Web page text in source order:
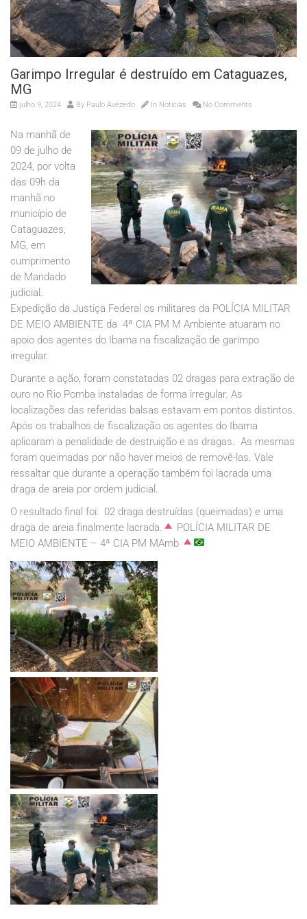
Garimpo Irregular é destruído em Cataguazes,
MG
julho 9, 2024 By Paulo Avezedo In Noticias No Comments
Na manhã de
09 de julho de
2024, por volta
das 09h da
manhã no
município de
Cataguazes,
MG, em
cumprimento
de Mandado
judicial.
Expedição da Justiça Federal os militares da POLÍCIA MILITAR
DE MEIO AMBIENTE da 4ª CIA PM M Ambiente atuaram no
apoio dos agentes do Ibama na fiscalização de garimpo
irregular.
Durante a ação, foram constatadas 02 dragas para extração de
ouro no Rio Pomba instaladas de forma irregular. As
localizações das referidas balsas estavam em pontos distintos.
Após os trabalhos de fiscalização os agentes do Ibama
aplicaram a penalidade de destruição e as dragas. As mesmas
foram queimadas por não haver meios de removê-las. Vale
ressaltar que durante a operação também foi lacrada uma
draga de areia por ordem judicial.
O resultado final foi: 02 draga destruídas (queimadas) e uma
draga de areia finalmente lacrada.
POLÍCIA MILITAR DE
MEIO AMBIENTE – 4ª CIA PM MAmb